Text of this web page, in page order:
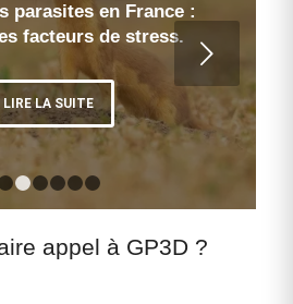
parasites en France :
facteurs de stress.
LIRE LA SUITE
appel à GP3D ?